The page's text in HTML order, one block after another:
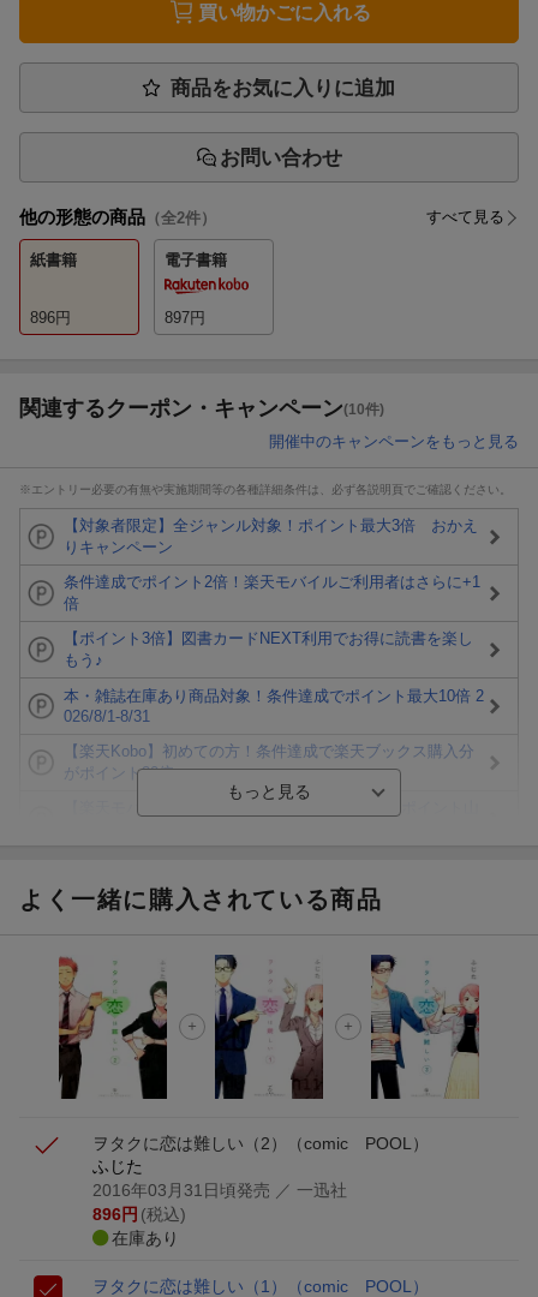
買い物かごに入れる
商品をお気に入りに追加
お問い合わせ
他の形態の商品 （全2件） すべて見る
紙書籍
896円
電子書籍
897円
関連するクーポン・キャンペーン(10件)
開催中のキャンペーンをもっと見る
※エントリー必要の有無や実施期間等の各種詳細条件は、必ず各説明頁でご確認ください。
【対象者限定】全ジャンル対象！ポイント最大3倍 おかえ
りキャンペーン
条件達成でポイント2倍！楽天モバイルご利用者はさらに+1
倍
【ポイント3倍】図書カードNEXT利用でお得に読書を楽し
もう♪
本・雑誌在庫あり商品対象！条件達成でポイント最大10倍 2
026/8/1-8/31
【楽天Kobo】初めての方！条件達成で楽天ブックス購入分
がポイント20倍
ト山分け
エントリー＆3,000円以上購入で無料データSIM（3GB/月プ
ラン）が当たる！
楽天モバイル紹介キャンペーンの拡散で300円OFFクーポン
進呈
よく一緒に購入されている商品
ヲタクに恋は難しい（2）
（comic POOL）
ふじた
2016年03月31日頃発売 ／ 一迅社
896円 (税込)
在庫あり
ヲタクに恋は難しい（1）
（comic POOL）